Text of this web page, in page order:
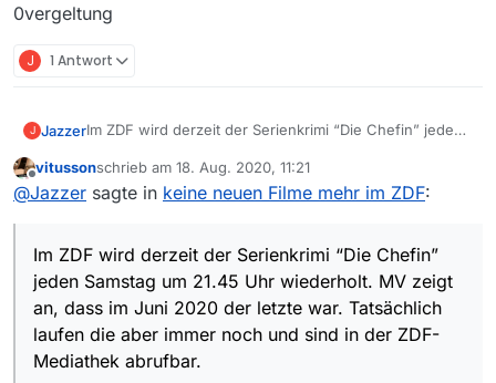
0vergeltung
J 1 Antwort
J JazzerIm ZDF wird derzeit der Serienkrimi “Die Chefin” jeden
Juni 2020 der letzte war. Tatsächlich laufen die aber
immer noch und sind in der ZDF-Mediathek abrufbar.
ZDF
Die Chefin
chefin/vergeltung-100.html
Win7 64bit
MV: 13.6
Offline
vitussonschrieb am 18. Aug. 2020, 11:21
zuletzt editiert von
@Jazzer sagte in keine neuen Filme mehr im ZDF:
Im ZDF wird derzeit der Serienkrimi “Die Chefin”
jeden Samstag um 21.45 Uhr wiederholt. MV zeigt
an, dass im Juni 2020 der letzte war. Tatsächlich
laufen die aber immer noch und sind in der ZDF-
Mediathek abrufbar.